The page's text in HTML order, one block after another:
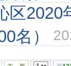
区2020
名）